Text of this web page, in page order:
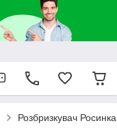
Розбризкувач